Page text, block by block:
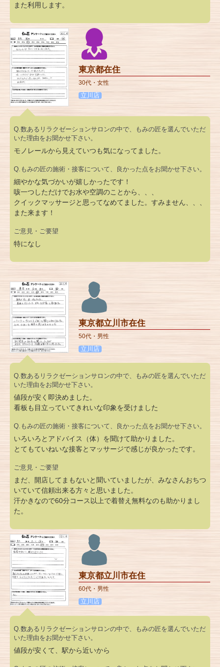
また利用します。
東京都在住
30代・女性
立川店
Q.数あるリラクゼーションサロンの中で、もみの匠を選んでいただ
いた理由をお聞かせ下さい。
モノレールから見えていつも気になってました。
Q.もみの匠の施術・接客について、良かった点をお聞かせ下さい。
細やかな気づかいが嬉しかったです！
咳一つしただけでお水や空調のことから、、、
クイックマッサージと思ってなめてました。すみません、、、
また来ます！
ご意見・ご要望
特になし
東京都立川市在住
50代・男性
立川店
Q.数あるリラクゼーションサロンの中で、もみの匠を選んでいただ
いた理由をお聞かせ下さい。
値段が安く即決めました。
看板も目立っていてきれいな印象を受けました
Q.もみの匠の施術・接客について、良かった点をお聞かせ下さい。
いろいろとアドバイス（体）を聞けて助かりました。
とてもていねいな接客とマッサージで感じが良かったです。
ご意見・ご要望
まだ、開店してまもないと聞いていましたが、みなさんおちつ
いていて信頼出来る方々と思いました。
汗かきなので60分コース以上で着替え無料なのも助かりまし
た。
東京都立川市在住
60代・男性
立川店
Q.数あるリラクゼーションサロンの中で、もみの匠を選んでいただ
いた理由をお聞かせ下さい。
値段が安くて、駅から近いから